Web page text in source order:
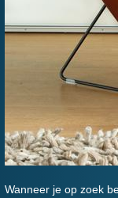
Wanneer je op zoek